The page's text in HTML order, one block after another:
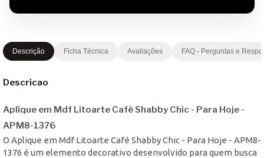
Descrição Ficha Técnica Avaliações FAQ - Perguntas e
Descricao
Aplique em Mdf Litoarte Café Shabby Chic - Para Hoje -
APM8-1376
O Aplique em Mdf Litoarte Café Shabby Chic - Para Hoje - APM8-
1376 é um elemento decorativo desenvolvido para quem busca